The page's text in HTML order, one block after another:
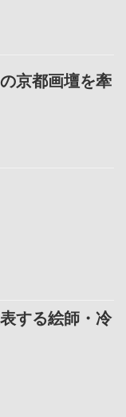
京都画壇を牽
する絵師・冷